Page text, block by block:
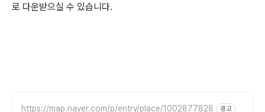
로 다운받으실 수 있습니다.
https://map.naver.com/p/entry/place/1002877828 광고